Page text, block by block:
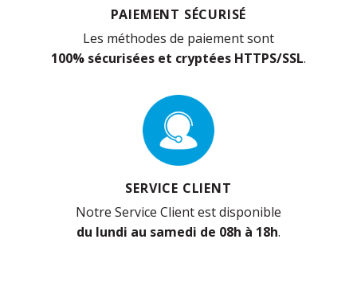
PAIEMENT SÉCURISÉ
Les méthodes de paiement sont
100% sécurisées et cryptées HTTPS/SSL.
SERVICE CLIENT
Notre Service Client est disponible
du lundi au samedi de 08h à 18h.